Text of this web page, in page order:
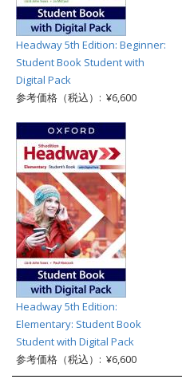
Headway 5th Edition: Beginner:
Student Book Student with
Digital Pack
参考価格（税込）: ¥6,600
Headway 5th Edition:
Elementary: Student Book
Student with Digital Pack
参考価格（税込）: ¥6,600